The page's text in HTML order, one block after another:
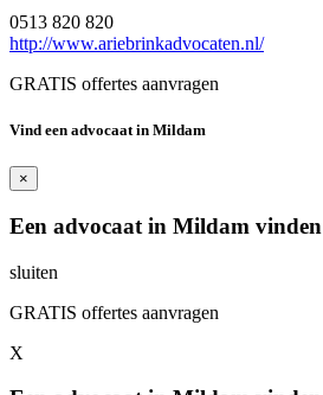
0513 820 820
http://www.ariebrinkadvocaten.nl/
GRATIS offertes aanvragen
Vind een advocaat in Mildam
×
Een advocaat in Mildam vinden
sluiten
GRATIS offertes aanvragen
X